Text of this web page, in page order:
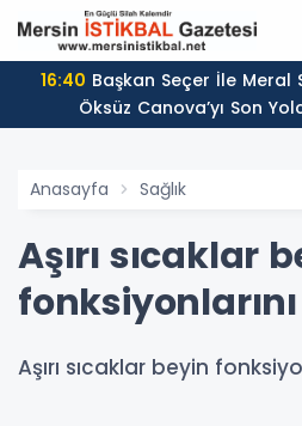
16:40
Öksüz Canova’yı Son
Anasayfa Sağlık
Aşırı sıcaklar
Aşırı sıcaklar beyin